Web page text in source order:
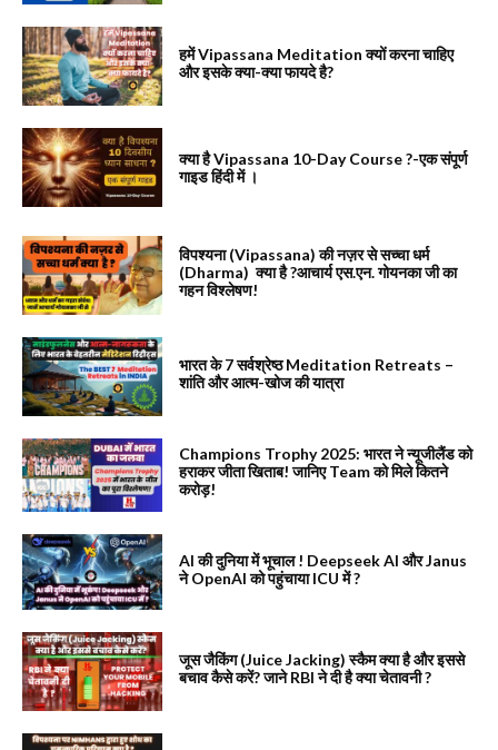
हमें Vipassana Meditation क्यों करना चाहिए
और इसके क्या-क्या फायदे है?
क्या है Vipassana 10-Day Course ?-एक संपूर्ण
गाइड हिंदी में ।
विपश्यना (Vipassana) की नज़र से सच्चा धर्म
(Dharma) क्या है ?आचार्य एस.एन. गोयनका जी का
गहन विश्लेषण!
भारत के 7 सर्वश्रेष्ठ Meditation Retreats –
शांति और आत्म-खोज की यात्रा
Champions Trophy 2025: भारत ने न्यूजीलैंड को
हराकर जीता खिताब! जानिए Team को मिले कितने
करोड़!
AI की दुनिया में भूचाल ! Deepseek AI और Janus
ने OpenAI को पहुंचाया ICU में ?
जूस जैकिंग (Juice Jacking) स्कैम क्या है और इससे
बचाव कैसे करें? जाने RBI ने दी है क्या चेतावनी ?